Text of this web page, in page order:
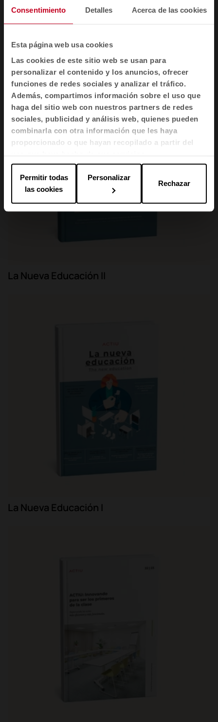
Consentimiento Detalles Acerca de las cookies
Esta página web usa cookies
Las cookies de este sitio web se usan para
personalizar el contenido y los anuncios, ofrecer
funciones de redes sociales y analizar el tráfico.
Además, compartimos información sobre el uso que
haga del sitio web con nuestros partners de redes
sociales, publicidad y análisis web, quienes pueden
combinarla con otra información que les haya
proporcionado o que hayan recopilado a partir del
uso que haya hecho de sus servicios.
Permitir todas
las cookies
Personalizar
Rechazar
INSPIRATION #2: El viaje de la educación
La Nueva Educación II
La Nueva Educación I